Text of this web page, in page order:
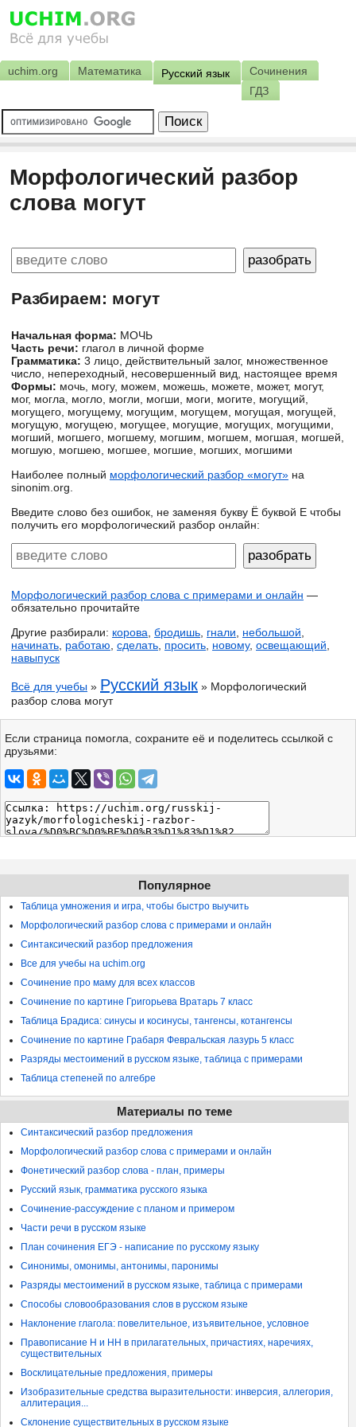
uchim.org Математика Русский язык
Сочинения
ГДЗ
Морфологический разбор
слова могут
Разбираем: могут
Начальная форма: МОЧЬ
Часть речи: глагол в личной форме
Грамматика: 3 лицо, действительный залог, множественное
число, непереходный, несовершенный вид, настоящее время
Формы: мочь, могу, можем, можешь, можете, может, могут,
мог, могла, могло, могли, могши, моги, могите, могущий,
могущего, могущему, могущим, могущем, могущая, могущей,
могущую, могущею, могущее, могущие, могущих, могущими,
могший, могшего, могшему, могшим, могшем, могшая, могшей,
могшую, могшею, могшее, могшие, могших, могшими
Наиболее полный морфологический разбор «могут» на
sinonim.org.
Введите слово без ошибок, не заменяя букву Ё буквой Е чтобы
получить его морфологический разбор онлайн:
Морфологический разбор слова с примерами и онлайн —
обязательно прочитайте
Другие разбирали: корова бродишь гнали небольшой
начинать работаю сделать просить новому, освещающий
навыпуск
Всё для учебы » Русский язык » Морфологический
разбор слова могут
Если страница помогла, сохраните её и поделитесь ссылкой с
друзьями:
Популярное
Таблица умножения и игра, чтобы быстро выучить
Морфологический разбор слова с примерами и онлайн
Синтаксический разбор предложения
Все для учебы на uchim.org
Сочинение про маму для всех классов
Сочинение по картине Григорьева Вратарь 7 класс
Таблица Брадиса: синусы и косинусы, тангенсы, котангенсы
Сочинение по картине Грабаря Февральская лазурь 5 класс
Разряды местоимений в русском языке, таблица с примерами
Таблица степеней по алгебре
Материалы по теме
Синтаксический разбор предложения
Морфологический разбор слова с примерами и онлайн
Фонетический разбор слова - план, примеры
Русский язык, грамматика русского языка
Сочинение-рассуждение с планом и примером
Части речи в русском языке
План сочинения ЕГЭ - написание по русскому языку
Синонимы, омонимы, антонимы, паронимы
Разряды местоимений в русском языке, таблица с примерами
Способы словообразования слов в русском языке
Наклонение глагола: повелительное, изъявительное, условное
Правописание Н и НН в прилагательных, причастиях, наречиях,
существительных
Восклицательные предложения, примеры
Изобразительные средства выразительности: инверсия, аллегория,
аллитерация...
Склонение существительных в русском языке